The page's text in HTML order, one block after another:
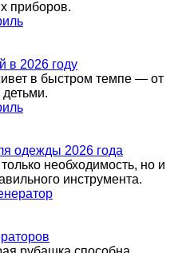
приборов.
в 2026 году
в быстром темпе — от
детьми.
одежды 2026 года
необходимость, но и
инструмента.